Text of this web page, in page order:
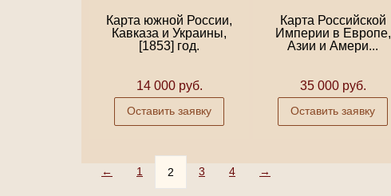
Карта южной России,
Кавказа и Украины,
[1853] год.
14 000 руб.
Оставить заявку
Карта Российской
Империи в Европе,
Азии и Амери...
35 000 руб.
Оставить заявку
← 1 2 3 4 →